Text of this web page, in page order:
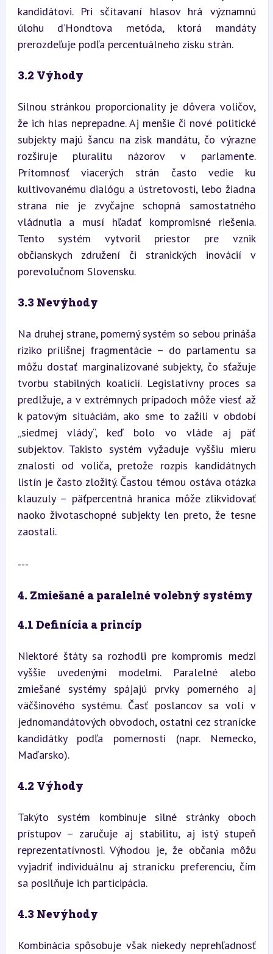
kandidátovi. Pri sčítavaní hlasov hrá významnú
úlohu d’Hondtova metóda, ktorá mandáty
prerozdeľuje podľa percentuálneho zisku strán.
3.2 Výhody
Silnou stránkou proporcionality je dôvera voličov,
že ich hlas neprepadne. Aj menšie či nové politické
subjekty majú šancu na zisk mandátu, čo výrazne
rozširuje pluralitu názorov v parlamente.
Prítomnosť viacerých strán často vedie ku
kultivovanému dialógu a ústretovosti, lebo žiadna
strana nie je zvyčajne schopná samostatného
vládnutia a musí hľadať kompromisné riešenia.
Tento systém vytvoril priestor pre vznik
občianskych združení či stranických inovácií v
porevolučnom Slovensku.
3.3 Nevýhody
Na druhej strane, pomerný systém so sebou prináša
riziko prílišnej fragmentácie – do parlamentu sa
môžu dostať marginalizované subjekty, čo sťažuje
tvorbu stabilných koalícií. Legislatívny proces sa
predlžuje, a v extrémnych prípadoch môže viesť až
k patovým situáciám, ako sme to zažili v období
„siedmej vlády“, keď bolo vo vláde aj päť
subjektov. Takisto systém vyžaduje vyššiu mieru
znalosti od voliča, pretože rozpis kandidátnych
listín je často zložitý. Častou témou ostáva otázka
klauzuly – päťpercentná hranica môže zlikvidovať
naoko životaschopné subjekty len preto, že tesne
zaostali.
---
4. Zmiešané a paralelné volebný systémy
4.1 Definícia a princíp
Niektoré štáty sa rozhodli pre kompromis medzi
vyššie uvedenými modelmi. Paralelné alebo
zmiešané systémy spájajú prvky pomerného aj
väčšinového systému. Časť poslancov sa volí v
jednomandátových obvodoch, ostatni cez stranícke
kandidátky podľa pomernosti (napr. Nemecko,
Maďarsko).
4.2 Výhody
Takýto systém kombinuje silné stránky oboch
prístupov – zaručuje aj stabilitu, aj istý stupeň
reprezentatívnosti. Výhodou je, že občania môžu
vyjadriť individuálnu aj stranícku preferenciu, čím
sa posilňuje ich participácia.
4.3 Nevýhody
Kombinácia spôsobuje však niekedy neprehľadnosť